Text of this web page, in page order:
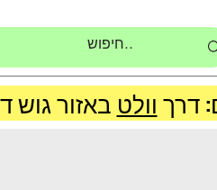
דרך וולט